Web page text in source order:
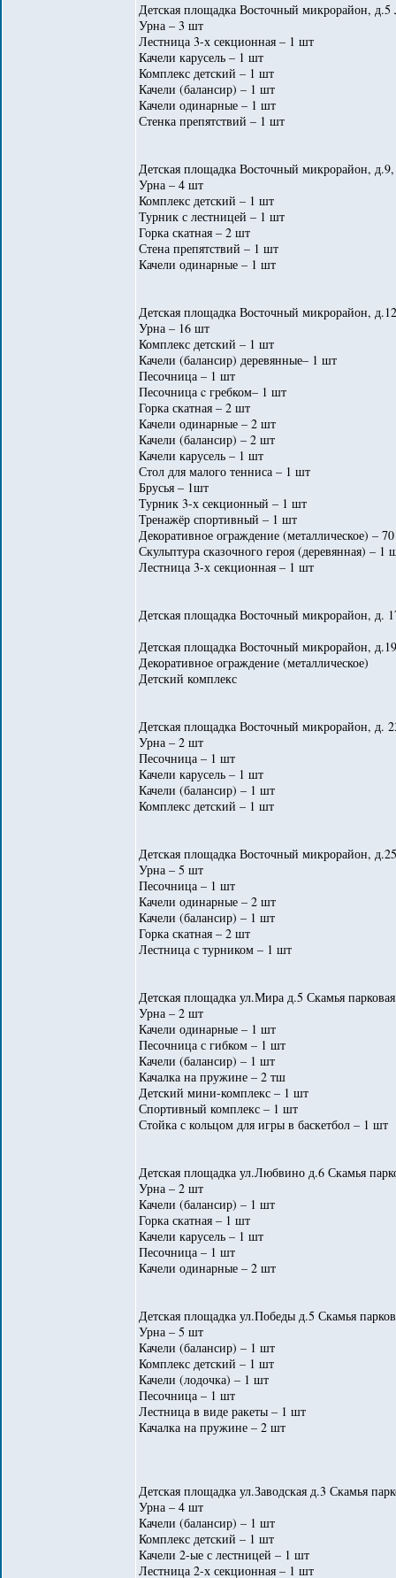
Детская площадка Восточный микрорайон,
Урна – 3 шт
Лестница 3-х секционная – 1 шт
Качели карусель – 1 шт
Комплекс детский – 1 шт
Качели (балансир) – 1 шт
Качели одинарные – 1 шт
Стенка препятствий – 1 шт
Детская площадка Восточный микрорайон,
Урна – 4 шт
Комплекс детский – 1 шт
Турник с лестницей – 1 шт
Горка скатная – 2 шт
Стена препятствий – 1 шт
Качели одинарные – 1 шт
Детская площадка Восточный микрорайон,
Урна – 16 шт
Комплекс детский – 1 шт
Качели (балансир) деревянные– 1 шт
Песочница – 1 шт
Песочница c гребком– 1 шт
Горка скатная – 2 шт
Качели одинарные – 2 шт
Качели (балансир) – 2 шт
Качели карусель – 1 шт
Стол для малого тенниса – 1 шт
Брусья – 1шт
Турник 3-х секционный – 1 шт
Тренажёр спортивный – 1 шт
Декоративное ограждение (металлическое) –
Скульптура сказочного героя (деревянная) – 1
Лестница 3-х секционная – 1 шт
Детская площадка Восточный микрорайон,
Детская площадка Восточный микрорайон,
Декоративное ограждение (металлическое)
Детский комплекс
Детская площадка Восточный микрорайон, д.
Урна – 2 шт
Песочница – 1 шт
Качели карусель – 1 шт
Качели (балансир) – 1 шт
Комплекс детский – 1 шт
Детская площадка Восточный микрорайон,
Урна – 5 шт
Песочница – 1 шт
Качели одинарные – 2 шт
Качели (балансир) – 1 шт
Горка скатная – 2 шт
Лестница с турником – 1 шт
Детская площадка ул.Мира д.5 Скамья
Урна – 2 шт
Качели одинарные – 1 шт
Песочница с гибком – 1 шт
Качели (балансир) – 1 шт
Качалка на пружине – 2 тш
Детский мини-комплекс – 1 шт
Спортивный комплекс – 1 шт
Стойка с кольцом для игры в баскетбол – 1 шт
Детская площадка ул.Любвино д.6 Скамья
Урна – 2 шт
Качели (балансир) – 1 шт
Горка скатная – 1 шт
Качели карусель – 1 шт
Песочница – 1 шт
Качели одинарные – 2 шт
Детская площадка ул.Победы д.5 Скамья
Урна – 5 шт
Качели (балансир) – 1 шт
Комплекс детский – 1 шт
Качели (лодочка) – 1 шт
Песочница – 1 шт
Лестница в виде ракеты – 1 шт
Качалка на пружине – 2 шт
Детская площадка ул.Заводская д.3 Скамья
Урна – 4 шт
Качели (балансир) – 1 шт
Комплекс детский – 1 шт
Качели 2-ые с лестницей – 1 шт
Лестница 2-х секционная – 1 шт